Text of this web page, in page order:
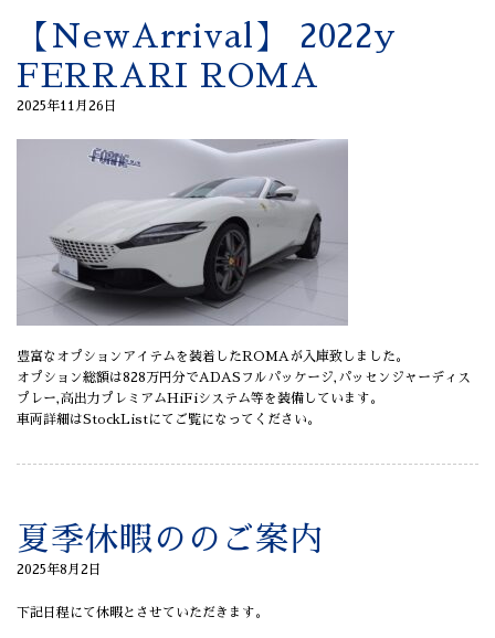
【NewArrival】 2022y
FERRARI ROMA
2025年11月26日
豊富なオプションアイテムを装着したROMAが入庫致しました。
オプション総額は828万円分でADASフルパッケージ,パッセンジャーディス
プレー,高出力プレミアムHiFiシステム等を装備しています。
車両詳細はStockListにてご覧になってください。
夏季休暇ののご案内
2025年8月2日
下記日程にて休暇とさせていただきます。